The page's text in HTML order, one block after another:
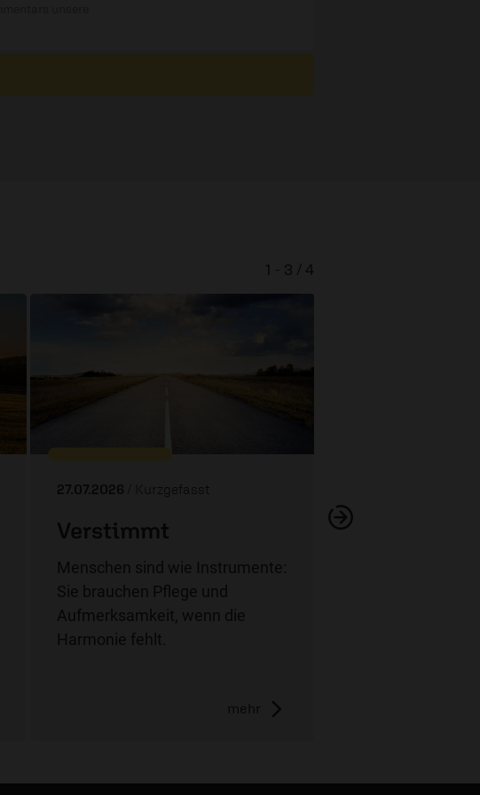
27.07.2026 / Kurzgefasst
Verstimmt
Menschen sind wie Instrumente:
Sie brauchen Pflege und
Aufmerksamkeit, wenn die
Harmonie fehlt.
mehr
1 - 3 / 4